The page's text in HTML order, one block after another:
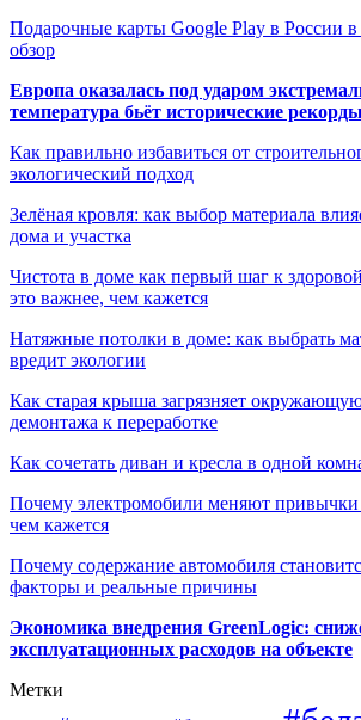
Подарочные карты Google Play в России
обзор
Европа оказалась под ударом
температура бьёт исторические рекорды
Как правильно избавиться от
экологический подход
Зелёная кровля: как выбор материала
дома и участка
Чистота в доме как первый шаг к
это важнее, чем кажется
Натяжные потолки в доме: как выбрать
вредит экологии
Как старая крыша загрязняет
демонтажа к переработке
Как сочетать диван и кресла в одной
Почему электромобили меняют привычки
чем кажется
Почему содержание автомобиля
факторы и реальные причины
Экономика внедрения GreenLogic:
эксплуатационных расходов на объекте
Метки